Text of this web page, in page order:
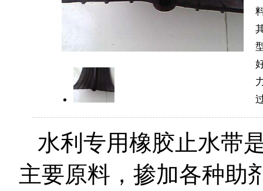
水利专用橡胶止水带
主要原料，掺加各种助